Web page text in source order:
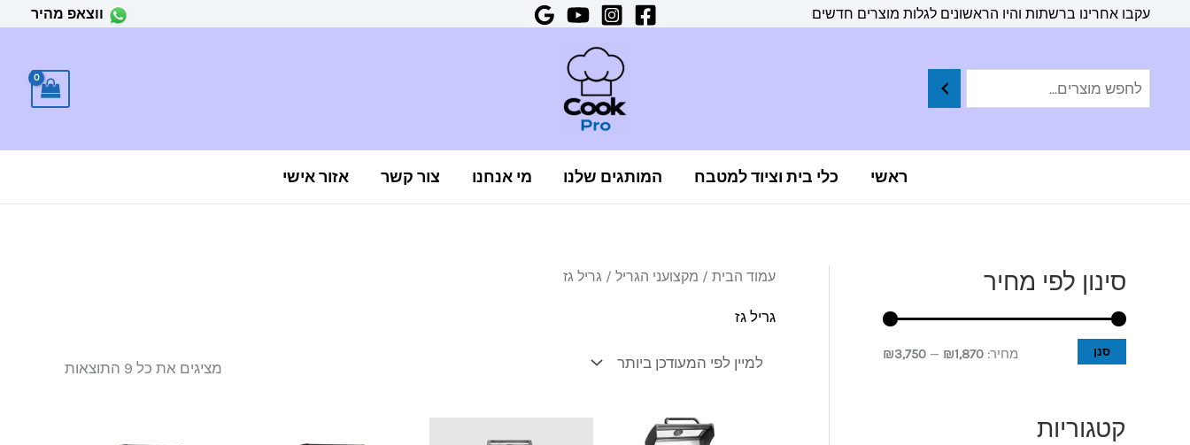
עקבו אחרינו ברשתות והיו הראשונים לגלות מוצרים חדשים ווצאפ מהיר
ראשי כלי בית וציוד למטבח המותגים שלנו מי אנחנו צור קשר אזור אישי
סינון לפי מחיר
סנן מחיר: ₪1,870
—
₪3,750
קטגוריות
עמוד הבית / מקצועני הגריל / גריל גז
גריל גז
מציגים את כל ⁦9⁩ התוצאות